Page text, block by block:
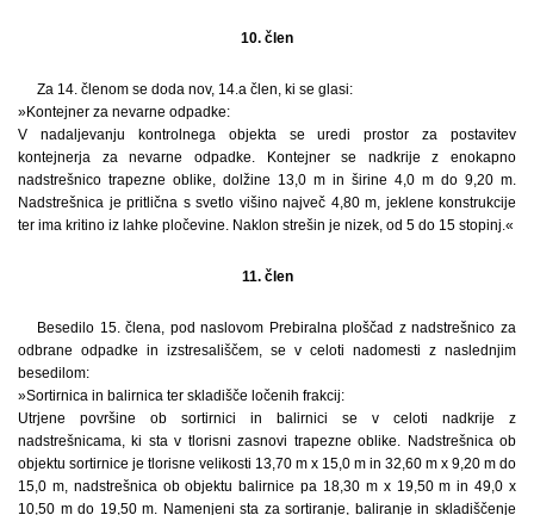
10. člen
Za 14. členom se doda nov, 14.a člen, ki se glasi:
»Kontejner za nevarne odpadke:
V nadaljevanju kontrolnega objekta se uredi prostor za postavitev
kontejnerja za nevarne odpadke. Kontejner se nadkrije z enokapno
nadstrešnico trapezne oblike, dolžine 13,0 m in širine 4,0 m do 9,20 m.
Nadstrešnica je pritlična s svetlo višino največ 4,80 m, jeklene konstrukcije
ter ima kritino iz lahke pločevine. Naklon strešin je nizek, od 5 do 15 stopinj.«
11. člen
Besedilo 15. člena, pod naslovom Prebiralna ploščad z nadstrešnico za
odbrane odpadke in izstresališčem, se v celoti nadomesti z naslednjim
besedilom:
»Sortirnica in balirnica ter skladišče ločenih frakcij:
Utrjene površine ob sortirnici in balirnici se v celoti nadkrije z
nadstrešnicama, ki sta v tlorisni zasnovi trapezne oblike. Nadstrešnica ob
objektu sortirnice je tlorisne velikosti 13,70 m x 15,0 m in 32,60 m x 9,20 m do
15,0 m, nadstrešnica ob objektu balirnice pa 18,30 m x 19,50 m in 49,0 x
10,50 m do 19,50 m. Namenjeni sta za sortiranje, baliranje in skladiščenje